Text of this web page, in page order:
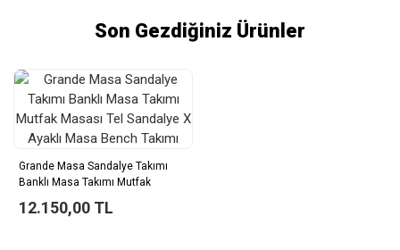
Son Gezdiğiniz Ürünler
Grande Masa Sandalye Takımı
Banklı Masa Takımı Mutfak
Masa Bench Takımı
12.150,00 TL